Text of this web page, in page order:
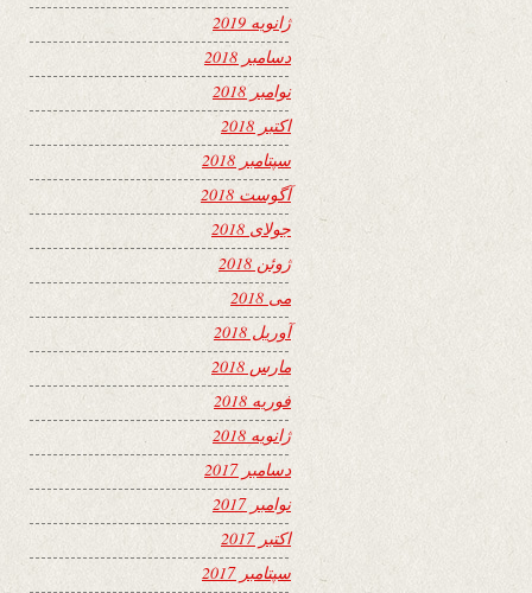
ژانویه 2019
دسامبر 2018
نوامبر 2018
اکتبر 2018
سپتامبر 2018
آگوست 2018
جولای 2018
ژوئن 2018
می 2018
آوریل 2018
مارس 2018
فوریه 2018
ژانویه 2018
دسامبر 2017
نوامبر 2017
اکتبر 2017
سپتامبر 2017